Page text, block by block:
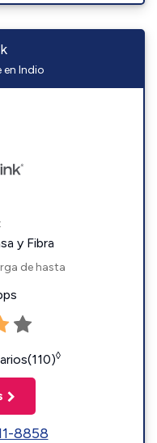
Indio
y Fibra
de hasta
◊
8858